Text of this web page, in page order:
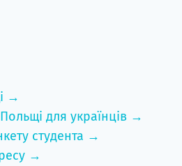
→
для українців →
студента →
→